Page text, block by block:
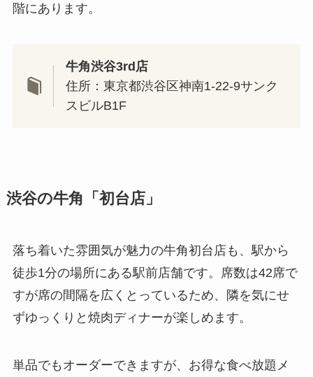
階にあります。
牛角渋谷3rd店
住所：東京都渋谷区神南1-22-9サンク
スビルB1F
渋谷の牛角「初台店」
落ち着いた雰囲気が魅力の牛角初台店も、駅から
徒歩1分の場所にある駅前店舗です。席数は42席で
すが席の間隔を広くとっているため、隣を気にせ
ずゆっくりと焼肉ディナーが楽しめます。
単品でもオーダーできますが、お得な食べ放題メ